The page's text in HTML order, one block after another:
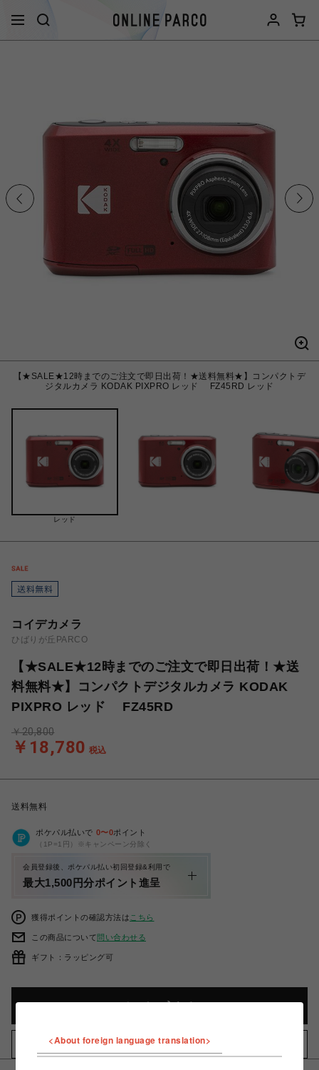
【★SALE★12時までのご注文で即日出荷！★送料無料★】コンパクトデ
ジタルカメラ KODAK PIXPRO レッド FZ45RD レッド
レッド
コイデカメラ
ひばりが丘PARCO
【★SALE★12時までのご注文で即日出荷！★送
料無料★】コンパクトデジタルカメラ KODAK
PIXPRO レッド FZ45RD
￥18,780 税込
￥20,800
送料無料
ポケパル払いで 0〜0ポイント
（1P=1円）※キャンペーン分除く
会員登録後、ポケパル払い初回登録&利用で
最大1,500円分ポイント進呈
獲得ポイントの確認方法は こちら
この商品について問い合わせる
ギフト：ラッピング可
カートに入れる
お気に入りアイテムに追加
<About foreign language translation>